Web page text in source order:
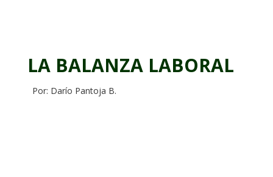
LA BALANZA LABORAL
Por: Darío Pantoja B.